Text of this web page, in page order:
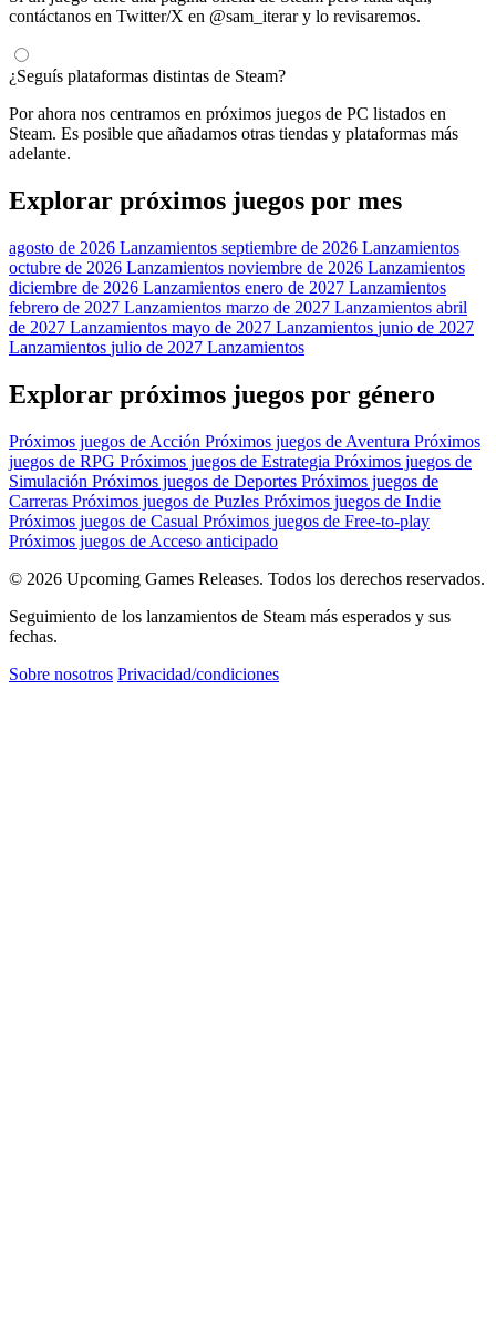
contáctanos en Twitter/X en @sam_iterar y lo revisaremos.
¿Seguís plataformas distintas de Steam?
Por ahora nos centramos en próximos juegos de PC listados en
Steam. Es posible que añadamos otras tiendas y plataformas más
adelante.
Explorar próximos juegos por mes
agosto de 2026 Lanzamientos septiembre de 2026 Lanzamientos
octubre de 2026 Lanzamientos noviembre de 2026 Lanzamientos
diciembre de 2026 Lanzamientos enero de 2027 Lanzamientos
febrero de 2027 Lanzamientos marzo de 2027 Lanzamientos abril
de 2027 Lanzamientos mayo de 2027 Lanzamientos junio de 2027
Lanzamientos julio de 2027 Lanzamientos
Explorar próximos juegos por género
Próximos juegos de Acción Próximos juegos de Aventura Próximos
juegos de RPG Próximos juegos de Estrategia Próximos juegos de
Simulación Próximos juegos de Deportes Próximos juegos de
Carreras Próximos juegos de Puzles Próximos juegos de Indie
Próximos juegos de Casual Próximos juegos de Free-to-play
Próximos juegos de Acceso anticipado
© 2026 Upcoming Games Releases. Todos los derechos reservados.
Seguimiento de los lanzamientos de Steam más esperados y sus
fechas.
Sobre nosotros Privacidad/condiciones